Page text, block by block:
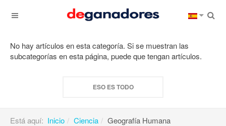
No hay artículos en esta categoría. Si se muestran las
subcategorías en esta página, puede que tengan artículos.
ESO ES TODO
Está aquí: Inicio Ciencia Geografía Humana